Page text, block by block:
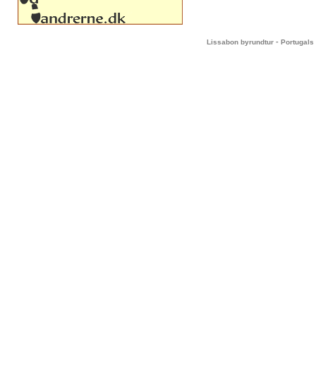
Lissabon byrundtur - Portugals